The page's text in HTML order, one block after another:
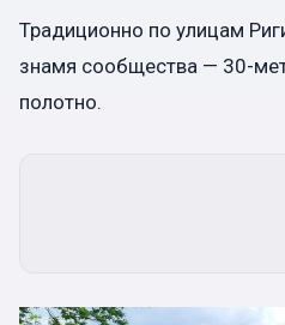
Традиционно по улицам
знамя сообщества — 30-
полотно.